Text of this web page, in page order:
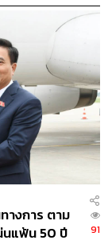
างการ ตาม
นแฟ้น 50 ปี
91